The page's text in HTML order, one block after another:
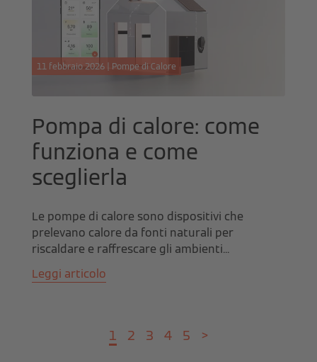
11 febbraio 2026 | Pompe di Calore
Pompa di calore: come
funziona e come
sceglierla
Le pompe di calore sono dispositivi che
prelevano calore da fonti naturali per
riscaldare e raffrescare gli ambienti...
Leggi articolo
1 2 3 4 5 >